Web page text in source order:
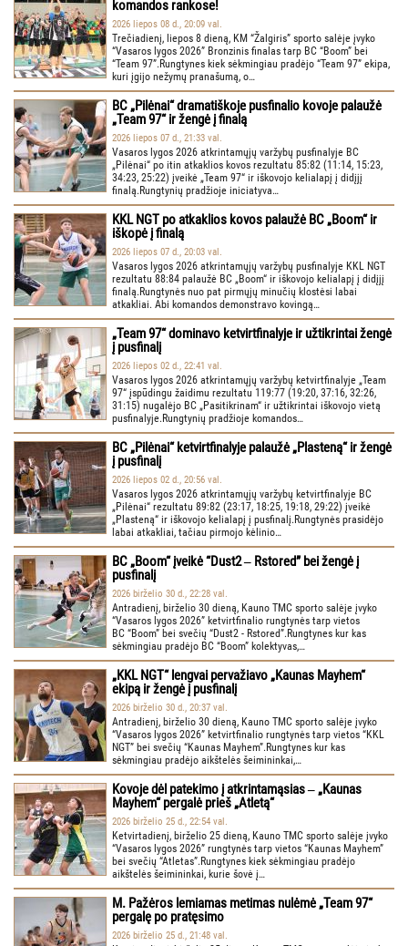
komandos rankose!
2026 liepos 08 d., 20:09 val.
Trečiadienį, liepos 8 dieną, KM “Žalgiris” sporto salėje įvyko
“Vasaros lygos 2026” Bronzinis finalas tarp BC “Boom” bei
“Team 97”.Rungtynes kiek sėkmingiau pradėjo “Team 97” ekipa,
kuri įgijo nežymų pranašumą, o…
BC „Pilėnai“ dramatiškoje pusfinalio kovoje palaužė
„Team 97“ ir žengė į finalą
2026 liepos 07 d., 21:33 val.
Vasaros lygos 2026 atkrintamųjų varžybų pusfinalyje BC
„Pilėnai“ po itin atkaklios kovos rezultatu 85:82 (11:14, 15:23,
34:23, 25:22) įveikė „Team 97“ ir iškovojo kelialapį į didįjį
finalą.Rungtynių pradžioje iniciatyva…
KKL NGT po atkaklios kovos palaužė BC „Boom“ ir
iškopė į finalą
2026 liepos 07 d., 20:03 val.
Vasaros lygos 2026 atkrintamųjų varžybų pusfinalyje KKL NGT
rezultatu 88:84 palaužė BC „Boom“ ir iškovojo kelialapį į didįjį
finalą.Rungtynės nuo pat pirmųjų minučių klostėsi labai
atkakliai. Abi komandos demonstravo kovingą…
„Team 97“ dominavo ketvirtfinalyje ir užtikrintai žengė
į pusfinalį
2026 liepos 02 d., 22:41 val.
Vasaros lygos 2026 atkrintamųjų varžybų ketvirtfinalyje „Team
97“ įspūdingu žaidimu rezultatu 119:77 (19:20, 37:16, 32:26,
31:15) nugalėjo BC „Pasitikrinam“ ir užtikrintai iškovojo vietą
pusfinalyje.Rungtynių pradžioje komandos…
BC „Pilėnai“ ketvirtfinalyje palaužė „Plasteną“ ir žengė
į pusfinalį
2026 liepos 02 d., 20:56 val.
Vasaros lygos 2026 atkrintamųjų varžybų ketvirtfinalyje BC
„Pilėnai“ rezultatu 89:82 (23:17, 18:25, 19:18, 29:22) įveikė
„Plasteną“ ir iškovojo kelialapį į pusfinalį.Rungtynės prasidėjo
labai atkakliai, tačiau pirmojo kėlinio…
BC „Boom“ įveikė “Dust2 ‒ Rstored” bei žengė į
pusfinalį
2026 birželio 30 d., 22:28 val.
Antradienį, birželio 30 dieną, Kauno TMC sporto salėje įvyko
“Vasaros lygos 2026” ketvirtfinalio rungtynės tarp vietos
BC “Boom” bei svečių “Dust2 - Rstored”.Rungtynes kur kas
sėkmingiau pradėjo BC “Boom” kolektyvas,…
„KKL NGT“ lengvai pervažiavo „Kaunas Mayhem“
ekipą ir žengė į pusfinalį
2026 birželio 30 d., 20:37 val.
Antradienį, birželio 30 dieną, Kauno TMC sporto salėje įvyko
“Vasaros lygos 2026” ketvirtfinalio rungtynės tarp vietos “KKL
NGT” bei svečių “Kaunas Mayhem”.Rungtynes kur kas
sėkmingiau pradėjo aikštelės šeimininkai,…
Kovoje dėl patekimo į atkrintamąsias ‒ „Kaunas
Mayhem“ pergalė prieš „Atletą“
2026 birželio 25 d., 22:54 val.
Ketvirtadienį, birželio 25 dieną, Kauno TMC sporto salėje įvyko
“Vasaros lygos 2026” rungtynės tarp vietos “Kaunas Mayhem”
bei svečių “Atletas”.Rungtynes kiek sėkmingiau pradėjo
aikštelės šeimininkai, kurie šovė į…
M. Pažėros lemiamas metimas nulėmė „Team 97“
pergalę po pratęsimo
2026 birželio 25 d., 21:48 val.